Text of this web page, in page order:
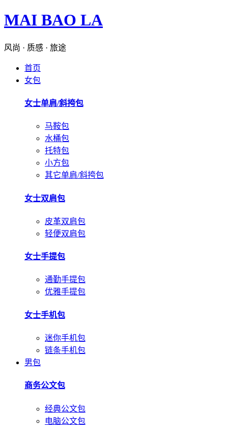
MAI BAO LA
风尚 · 质感 · 旅途
首页
女包
女士单肩/斜挎包
马鞍包
水桶包
托特包
小方包
其它单肩/斜挎包
女士双肩包
皮革双肩包
轻便双肩包
女士手提包
通勤手提包
优雅手提包
女士手机包
迷你手机包
链条手机包
男包
商务公文包
经典公文包
电脑公文包